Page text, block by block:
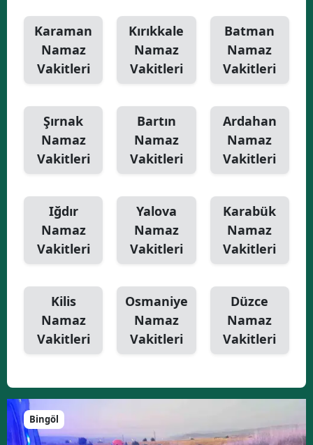
Karaman
Namaz
Vakitleri
Kırıkkale
Namaz
Vakitleri
Batman
Namaz
Vakitleri
Şırnak
Namaz
Vakitleri
Bartın
Namaz
Vakitleri
Ardahan
Namaz
Vakitleri
Iğdır
Namaz
Vakitleri
Yalova
Namaz
Vakitleri
Karabük
Namaz
Vakitleri
Kilis
Namaz
Vakitleri
Osmaniye
Namaz
Vakitleri
Düzce
Namaz
Vakitleri
Bingöl